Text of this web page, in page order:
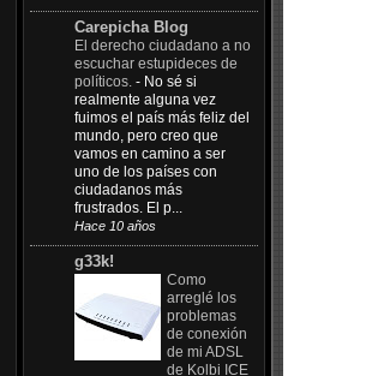
Carepicha Blog
El derecho ciudadano a no
escuchar estupideces de
políticos. - No sé si
realmente alguna vez
fuimos el país más feliz del
mundo, pero creo que
vamos en camino a ser
uno de los países con
ciudadanos más
frustrados. El p...
Hace 10 años
g33k!
Como
arreglé los
problemas
de conexión
de mi ADSL
de Kolbi ICE